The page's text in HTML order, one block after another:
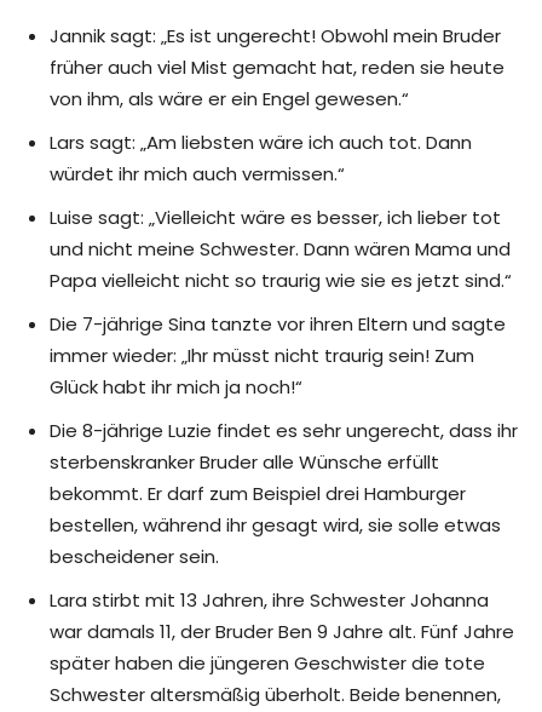
Jannik sagt: „Es ist ungerecht! Obwohl mein Bruder
früher auch viel Mist gemacht hat, reden sie heute
von ihm, als wäre er ein Engel gewesen.“
Lars sagt: „Am liebsten wäre ich auch tot. Dann
würdet ihr mich auch vermissen.“
Luise sagt: „Vielleicht wäre es besser, ich lieber tot
und nicht meine Schwester. Dann wären Mama und
Papa vielleicht nicht so traurig wie sie es jetzt sind.“
Die 7-jährige Sina tanzte vor ihren Eltern und sagte
immer wieder: „Ihr müsst nicht traurig sein! Zum
Glück habt ihr mich ja noch!“
Die 8-jährige Luzie findet es sehr ungerecht, dass ihr
sterbenskranker Bruder alle Wünsche erfüllt
bekommt. Er darf zum Beispiel drei Hamburger
bestellen, während ihr gesagt wird, sie solle etwas
bescheidener sein.
Lara stirbt mit 13 Jahren, ihre Schwester Johanna
war damals 11, der Bruder Ben 9 Jahre alt. Fünf Jahre
später haben die jüngeren Geschwister die tote
Schwester altersmäßig überholt. Beide benennen,